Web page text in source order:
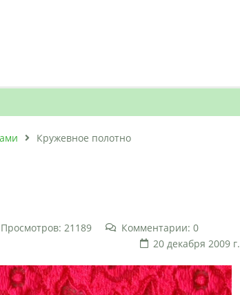
Кружевное полотно
Просмотров: 21189
Комментарии: 0
20 декабря 2009 г.